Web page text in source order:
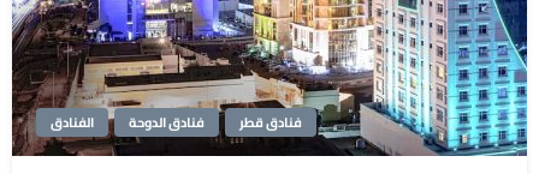
الفنادق فنادق الدوحة فنادق قطر